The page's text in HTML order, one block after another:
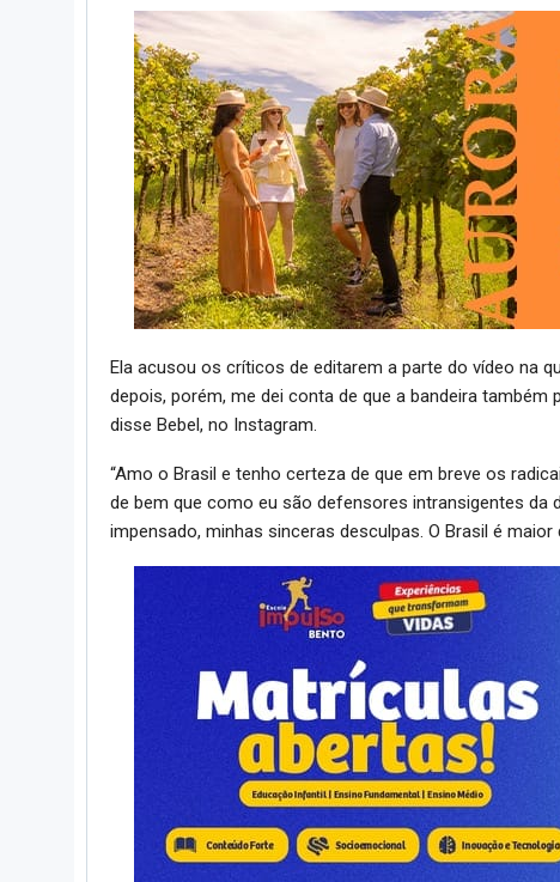
Ela acusou os críticos de editarem a parte do vídeo na
depois, porém, me dei conta de que a bandeira
disse Bebel, no Instagram.
“Amo o Brasil e tenho certeza de que em breve os
de bem que como eu são defensores intransigentes
impensado, minhas sinceras desculpas. O Brasil é